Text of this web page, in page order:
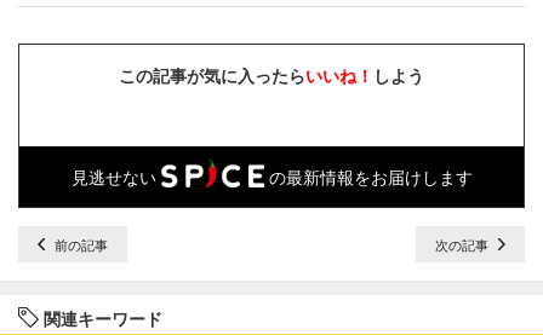
この記事が気に入ったらいいね！ しよう
見逃せない の最新情報をお届けします
前の記事 次の記事
関連キーワード